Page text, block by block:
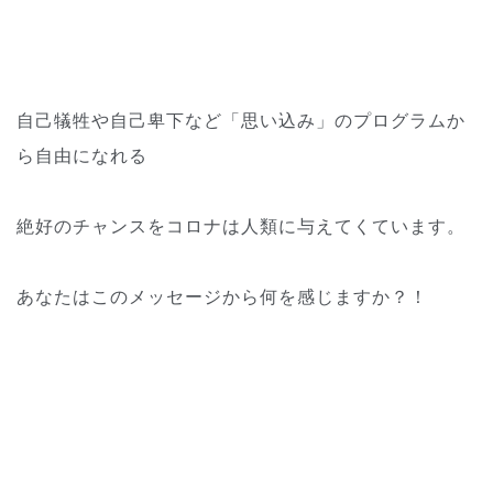
自己犠牲や自己卑下など「思い込み」のプログラムか
ら自由になれる
絶好のチャンスをコロナは人類に与えてくています。
あなたはこのメッセージから何を感じますか？！